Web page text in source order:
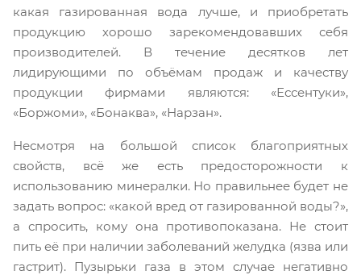
какая газированная вода лучше, и приобретать
продукцию хорошо зарекомендовавших себя
производителей. В течение десятков лет
лидирующими по объёмам продаж и качеству
продукции фирмами являются: «Ессентуки»,
«Боржоми», «Бонаква», «Нарзан».
Несмотря на большой список благоприятных
свойств, всё же есть предосторожности к
использованию минералки. Но правильнее будет не
задать вопрос: «какой вред от газированной воды?»,
а спросить, кому она противопоказана. Не стоит
пить её при наличии заболеваний желудка (язва или
гастрит). Пузырьки газа в этом случае негативно